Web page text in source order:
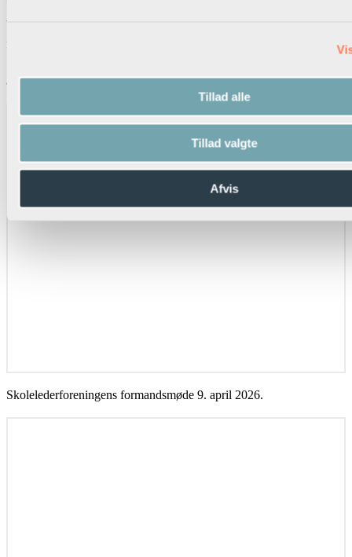
Tillad alle
Tillad valgte
Afvis
Workshoppen med Rikke Høgsted havde fokus på vigtige
fællesskaber, bæredygtighed samt hvordan, vi i
at forbedre arbejdsmiljøet.
Skolelederforeningens formandsmøde 9. april 2026.